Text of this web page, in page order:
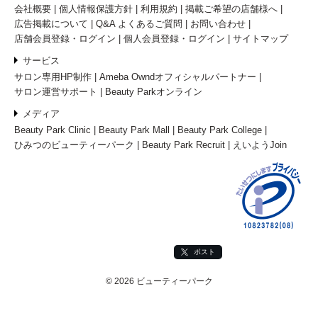
会社概要
個人情報保護方針 利用規約
掲載ご希望の店舗様へ
広告掲載について
Q&A よくあるご質問
お問い合わせ
店舗会員登録・ログイン
個人会員登録・ログイン サイトマップ
サービス
サロン専用HP制作
Ameba Owndオフィシャルパートナー
サロン運営サポート
Beauty Parkオンライン
メディア
Beauty Park Clinic
Beauty Park Mall
Beauty Park College
ひみつのビューティーパーク
Beauty Park Recruit えいようJoin
ポスト
© 2026 ビューティーパーク